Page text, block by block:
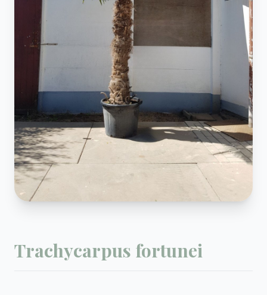
Trachycarpus fortunei